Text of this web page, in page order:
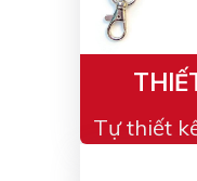
Tự thiết